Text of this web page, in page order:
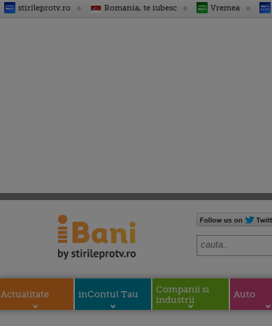
stirileprotv.ro Romania, te iubesc Vremea
Actualitate inContul Tau
Companii si
industrii
Auto